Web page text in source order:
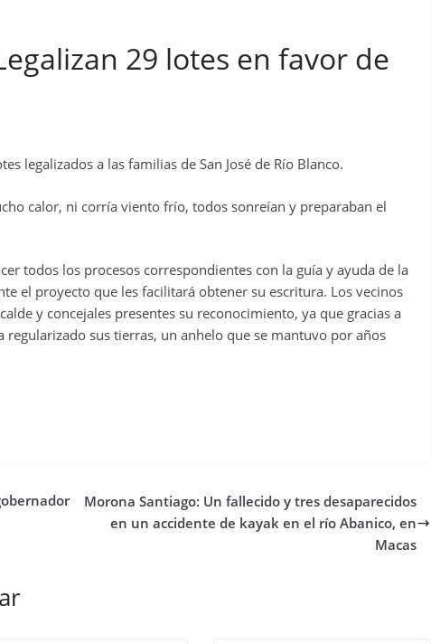
29 lotes en favor de
legalizados a las familias de San José de Río Blanco.
calor, ni corría viento frío, todos sonreían y preparaban el
todos los procesos correspondientes con la guía y ayuda de la
el proyecto que les facilitará obtener su escritura. Los vecinos
y concejales presentes su reconocimiento, ya que gracias a
regularizado sus tierras, un anhelo que se mantuvo por años
Morona Santiago: Un fallecido y tres desaparecidos
en un accidente de kayak en el río Abanico, en
Macas